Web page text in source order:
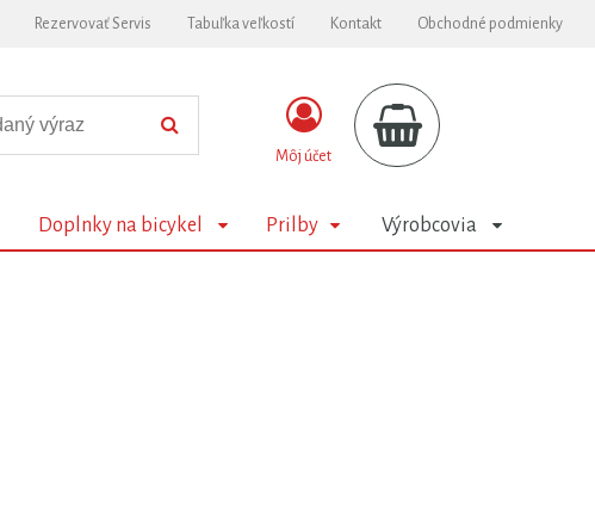
Rezervovať Servis Tabuľka veľkostí Kontakt Obchodné podmienky
Môj účet
Doplnky na bicykel Prilby Výrobcovia